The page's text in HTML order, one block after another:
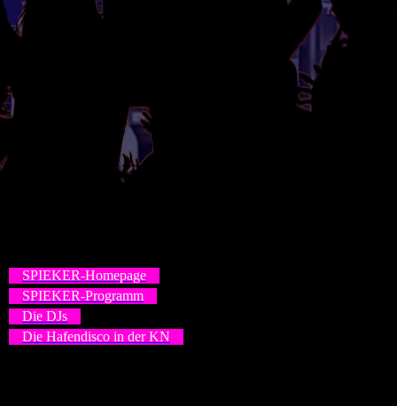
SPIEKER-Homepage
SPIEKER-Programm
Die DJs
Die Hafendisco in der KN